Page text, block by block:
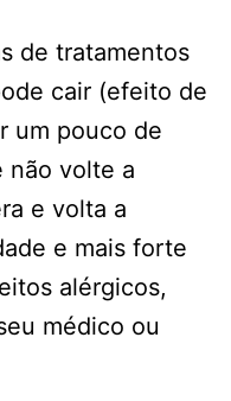
de tratamentos
cair (efeito de
um pouco de
não volte a
e volta a
e mais forte
alérgicos,
médico ou